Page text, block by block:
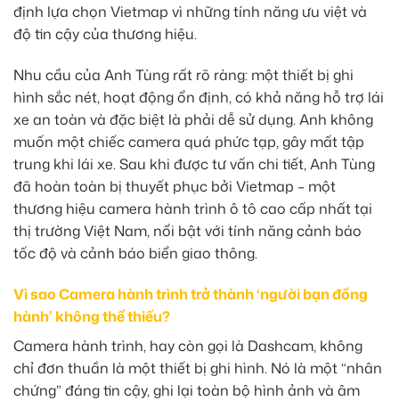
định lựa chọn Vietmap vì những tính năng ưu việt và
độ tin cậy của thương hiệu.
Nhu cầu của Anh Tùng rất rõ ràng: một thiết bị ghi
hình sắc nét, hoạt động ổn định, có khả năng hỗ trợ lái
xe an toàn và đặc biệt là phải dễ sử dụng. Anh không
muốn một chiếc camera quá phức tạp, gây mất tập
trung khi lái xe. Sau khi được tư vấn chi tiết, Anh Tùng
đã hoàn toàn bị thuyết phục bởi Vietmap – một
thương hiệu camera hành trình ô tô cao cấp nhất tại
thị trường Việt Nam, nổi bật với tính năng cảnh báo
tốc độ và cảnh báo biển giao thông.
Vì sao Camera hành trình trở thành ‘người bạn đồng
hành’ không thể thiếu?
Camera hành trình, hay còn gọi là Dashcam, không
chỉ đơn thuần là một thiết bị ghi hình. Nó là một “nhân
chứng” đáng tin cậy, ghi lại toàn bộ hình ảnh và âm